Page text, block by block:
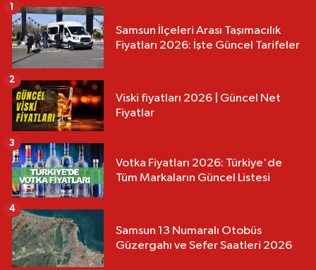
Samsun İlçeleri Arası Taşımacılık
Fiyatları 2026: İşte Güncel Tarifeler
1
Viski fiyatları 2026 | Güncel Net
Fiyatlar
2
Votka Fiyatları 2026: Türkiye'de
Tüm Markaların Güncel Listesi
3
Samsun 13 Numaralı Otobüs
Güzergahı ve Sefer Saatleri 2026
4